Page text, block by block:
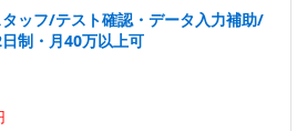
ッフ/テスト確認・データ入力補助/
制・月40万以上可